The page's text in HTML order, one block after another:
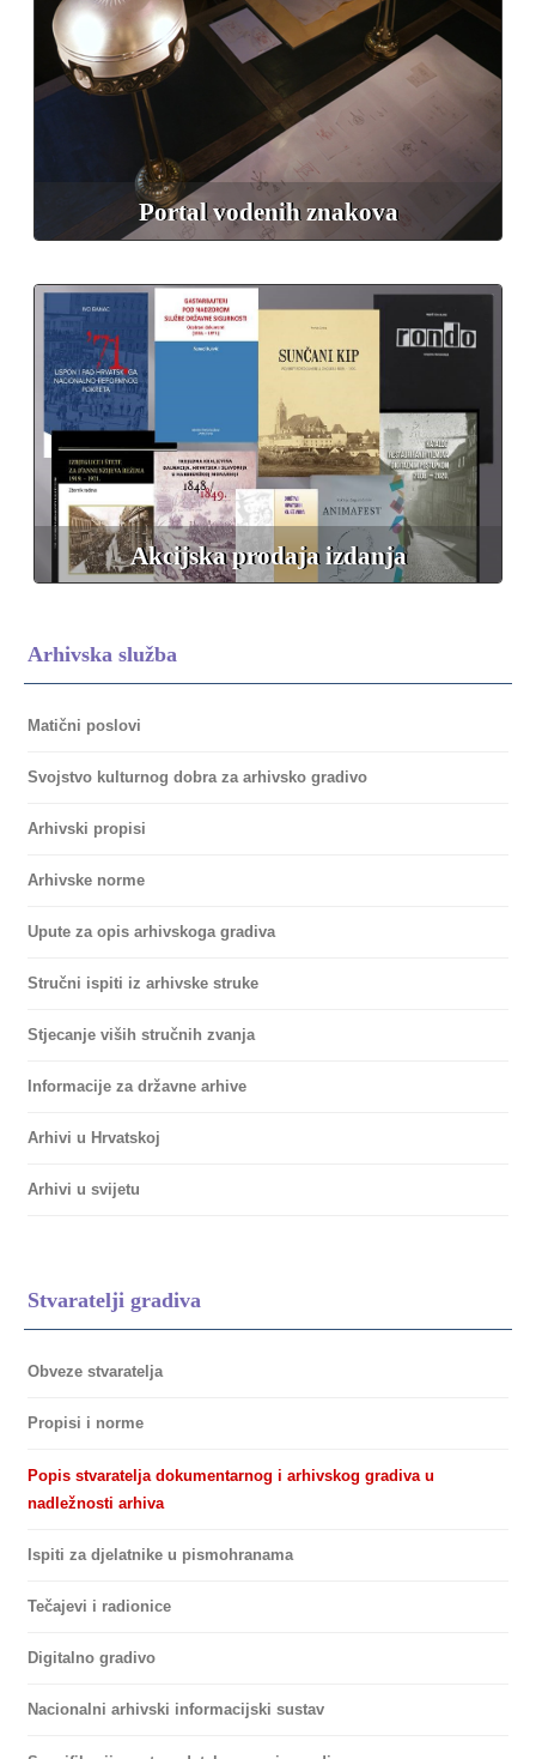
Portal vodenih znakova
Akcijska prodaja izdanja
Arhivska služba
Matični poslovi
Svojstvo kulturnog dobra za arhivsko gradivo
Arhivski propisi
Arhivske norme
Upute za opis arhivskoga gradiva
Stručni ispiti iz arhivske struke
Stjecanje viših stručnih zvanja
Informacije za državne arhive
Arhivi u Hrvatskoj
Arhivi u svijetu
Stvaratelji gradiva
Obveze stvaratelja
Propisi i norme
Popis stvaratelja dokumentarnog i arhivskog gradiva u
nadležnosti arhiva
Ispiti za djelatnike u pismohranama
Tečajevi i radionice
Digitalno gradivo
Nacionalni arhivski informacijski sustav